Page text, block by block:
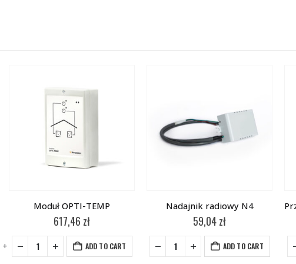
Moduł OPTI-TEMP
617,46 zł
ADD TO CART
Nadajnik radiowy N4
59,04zł
ADD TO CART
+